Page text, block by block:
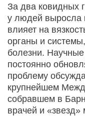
За два ковидных
у людей выросла
влияет на
органы и
болезни.
постоянно
проблему
крупнейшем
собравшем в
врачей и